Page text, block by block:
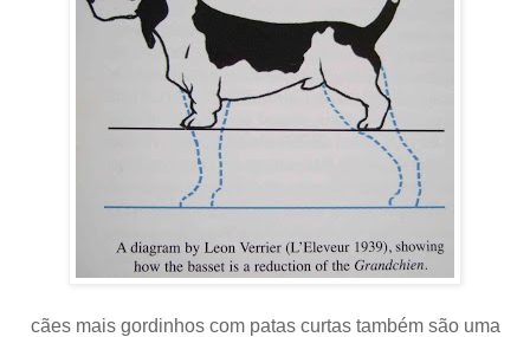
cães mais gordinhos com patas curtas também são uma